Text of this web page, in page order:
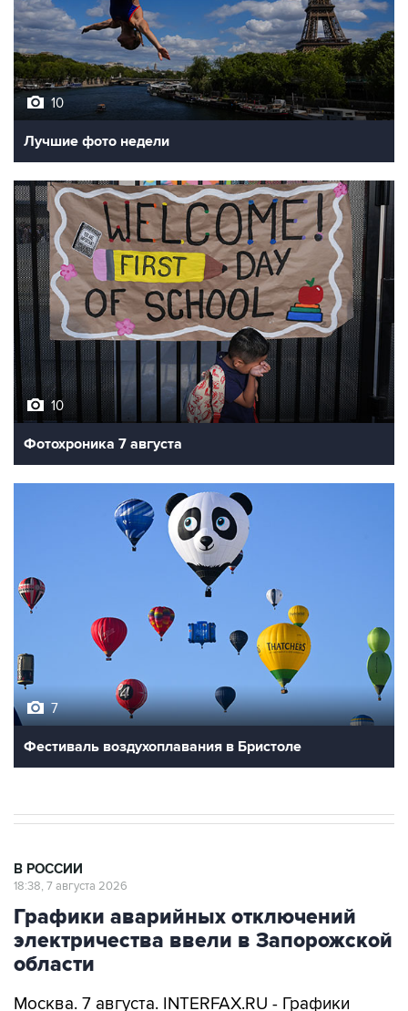
10
Лучшие фото недели
10
Фотохроника 7 августа
7
Фестиваль воздухоплавания в Бристоле
В РОССИИ
18:38, 7 августа 2026
Графики аварийных отключений
электричества ввели в Запорожской
области
Москва. 7 августа. INTERFAX.RU - Графики